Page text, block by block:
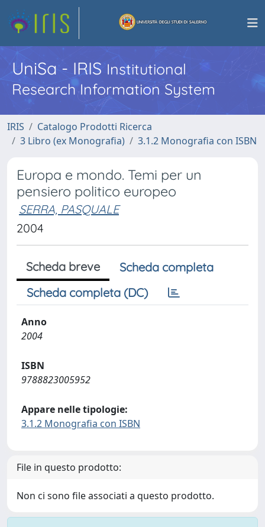
UniSa - IRISInstitutional
Research Information System
IRIS
Catalogo Prodotti Ricerca
3 Libro (ex Monografia)
3.1.2 Monografia con ISBN
Europa e mondo. Temi per un
pensiero politico europeo
SERRA, PASQUALE
2004
Scheda breve
Scheda completa
Scheda completa (DC)
Anno
2004
ISBN
9788823005952
Appare nelle tipologie:
3.1.2 Monografia con ISBN
File in questo prodotto:
Non ci sono file associati a questo prodotto.